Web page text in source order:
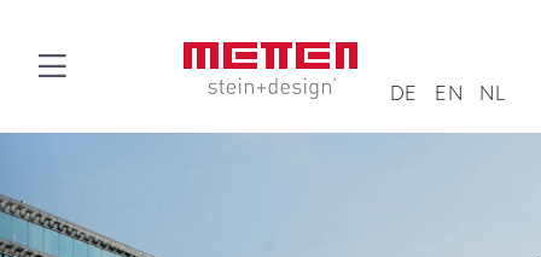
DE EN NL